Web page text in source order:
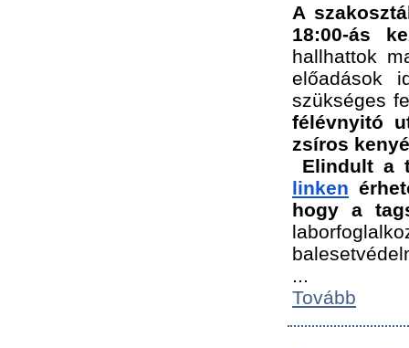
A
18:00-ás
hallhattok
előadások
szükséges
félévnyitó
zsíros
Elindult a
linken
hogy a
Tovább